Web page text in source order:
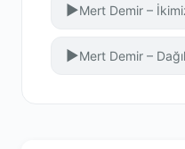
▶Mert Demir –
▶Mert Demir –